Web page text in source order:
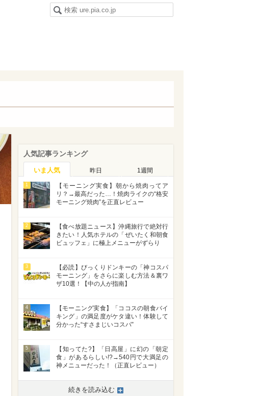
人気記事ランキング
いま人気 昨日 1週間
1
【モーニング実食】朝から焼肉ってア
リ？→最高だった…！焼肉ライクの“格安
モーニング焼肉”を正直レビュー
2
【食べ放題ニュース】沖縄旅行で絶対行
きたい！人気ホテルの「ぜいたく和朝食
ビュッフェ」に極上メニューがずらり
3
【必読】びっくりドンキーの「神コスパ
モーニング」をさらに楽しむ方法＆裏ワ
ザ10選！【中の人が指南】
4
【モーニング実食】「ココスの朝食バイ
キング」の満足度がケタ違い！体験して
分かった“すさまじいコスパ”
5
【知ってた?】「日高屋」に幻の「朝定
食」があるらしい!?→540円で大満足の
神メニューだった！（正直レビュー）
続きを読み込む